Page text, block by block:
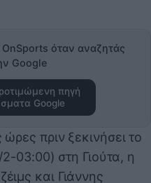
όταν αναζητάς
Google
πηγή
Google
πριν ξεκινήσει το
03:00) στη Γιούτα, η
και Γιάννης